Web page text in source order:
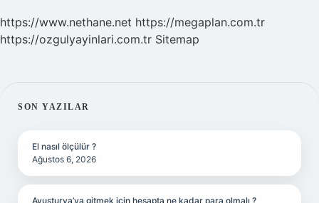
https://www.nethane.net https://megaplan.com.tr
https://ozgulyayinlari.com.tr Sitemap
SIDEBAR
SON YAZILAR
El nasıl ölçülür ?
Ağustos 6, 2026
Avusturya’ya gitmek için hesapta ne kadar para olmalı ?